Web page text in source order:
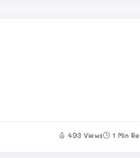
493 Views 1 Min